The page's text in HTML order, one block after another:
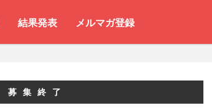
結果発表 メルマガ登録
募集終了